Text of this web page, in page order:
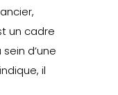
un cadre
d’une
il